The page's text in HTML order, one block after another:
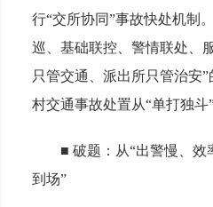
行“交所协同”事故快处机制
巡、基础联控、警情联处、
只管交通、派出所只管治安
村交通事故处置从“单打独斗
■ 破题：从“出警慢、效
到场”